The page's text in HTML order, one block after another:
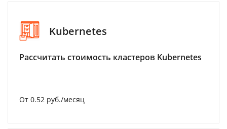
Kubernetes
Рассчитать стоимость кластеров Kubernetes
От 0.52 руб./месяц